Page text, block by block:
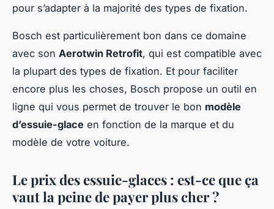
pour s’adapter à la majorité des types de fixation.
Bosch est particulièrement bon dans ce domaine
avec son Aerotwin Retrofit, qui est compatible avec
la plupart des types de fixation. Et pour faciliter
encore plus les choses, Bosch propose un outil en
ligne qui vous permet de trouver le bon modèle
d’essuie-glace en fonction de la marque et du
modèle de votre voiture.
Le prix des essuie-glaces : est-ce que ça
vaut la peine de payer plus cher ?